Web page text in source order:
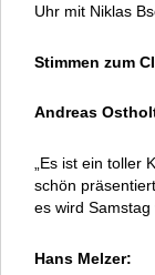
Uhr mit Niklas
Stimmen zum
Andreas
„Es ist ein toller
schön
es wird
Hans Melzer: